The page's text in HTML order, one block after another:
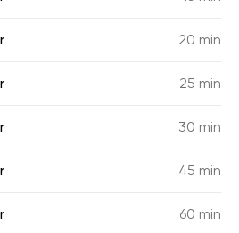
20 min
25 min
30 min
45 min
60 min